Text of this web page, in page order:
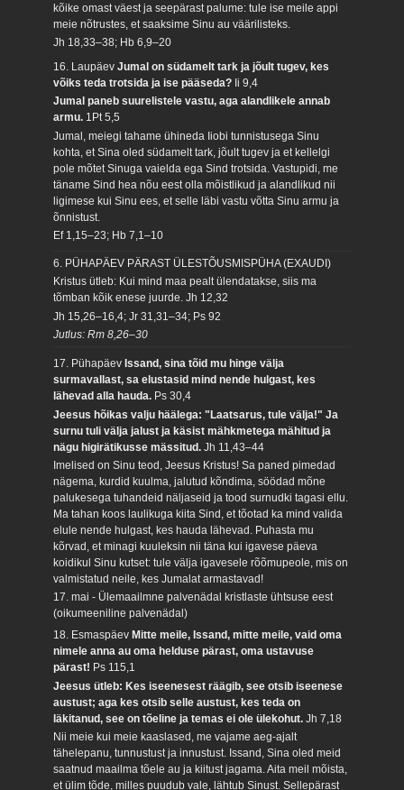
kõike omast väest ja seepärast palume: tule ise meile appi
meie nõtrustes, et saaksime Sinu au väärilisteks.
Jh 18,33–38; Hb 6,9–20
16. LaupäevJumal on südamelt tark ja jõult tugev, kes
võiks teda trotsida ja ise pääseda? Ii 9,4
Jumal paneb suurelistele vastu, aga alandlikele annab
armu. 1Pt 5,5
Jumal, meiegi tahame ühineda Iiobi tunnistusega Sinu
kohta, et Sina oled südamelt tark, jõult tugev ja et kellelgi
pole mõtet Sinuga vaielda ega Sind trotsida. Vastupidi, me
täname Sind hea nõu eest olla mõistlikud ja alandlikud nii
ligimese kui Sinu ees, et selle läbi vastu võtta Sinu armu ja
õnnistust.
Ef 1,15–23; Hb 7,1–10
6. PÜHAPÄEV PÄRAST ÜLESTÕUSMISPÜHA (EXAUDI)
Kristus ütleb: Kui mind maa pealt ülendatakse, siis ma
tõmban kõik enese juurde.Jh 12,32
Jh 15,26–16,4; Jr 31,31–34; Ps 92
Jutlus: Rm 8,26–30
17. Pühapäev Issand, sina tõid mu hinge välja
surmavallast, sa elustasid mind nende hulgast, kes
lähevad alla hauda. Ps 30,4
Jeesus hõikas valju häälega: "Laatsarus, tule välja!" Ja
surnu tuli välja jalust ja käsist mähkmetega mähitud ja
nägu higirätikusse mässitud.Jh 11,43–44
Imelised on Sinu teod, Jeesus Kristus! Sa paned pimedad
nägema, kurdid kuulma, jalutud kõndima, söödad mõne
palukesega tuhandeid näljaseid ja tood surnudki tagasi ellu.
Ma tahan koos laulikuga kiita Sind, et tõotad ka mind valida
elule nende hulgast, kes hauda lähevad. Puhasta mu
kõrvad, et minagi kuuleksin nii täna kui igavese päeva
koidikul Sinu kutset: tule välja igavesele rõõmupeole, mis on
valmistatud neile, kes Jumalat armastavad!
17. mai - Ülemaailmne palvenädal kristlaste ühtsuse eest
(oikumeeniline palvenädal)
18. Esmaspäev Mitte meile, Issand, mitte meile, vaid oma
nimele anna au oma helduse pärast, oma ustavuse
pärast! Ps 115,1
Jeesus ütleb: Kes iseenesest räägib, see otsib iseenese
austust; aga kes otsib selle austust, kes teda on
läkitanud, see on tõeline ja temas ei ole ülekohut.Jh 7,18
Nii meie kui meie kaaslased, me vajame aeg-ajalt
tähelepanu, tunnustust ja innustust. Issand, Sina oled meid
saatnud maailma tõele au ja kiitust jagama. Aita meil mõista,
et ülim tõde, milles puudub vale, lähtub Sinust. Sellepärast